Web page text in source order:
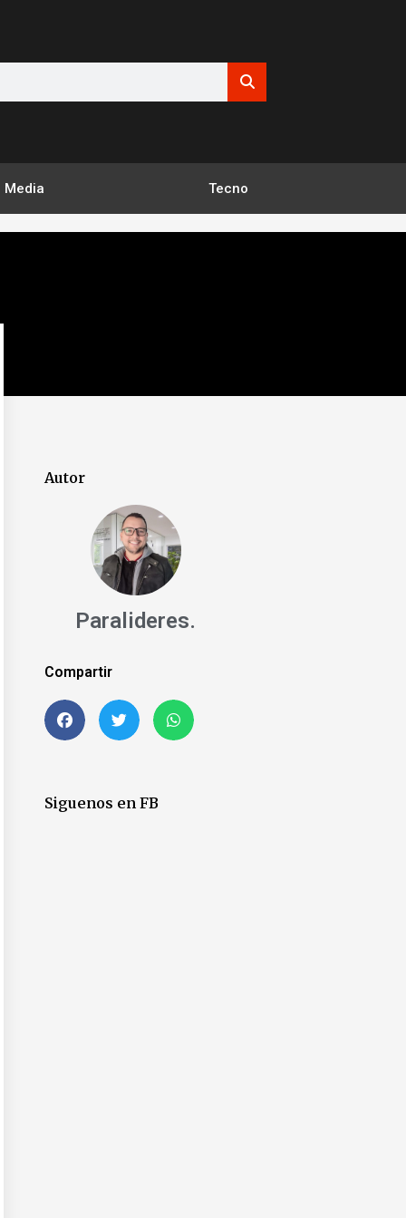
Media Tecno
Autor
Paralideres.
Compartir
Siguenos en FB